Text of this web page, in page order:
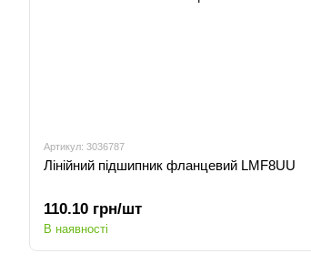
Артикул: 3036787
Лінійний підшипник фланцевий LMF8UU
110.10 грн/шт
В наявності